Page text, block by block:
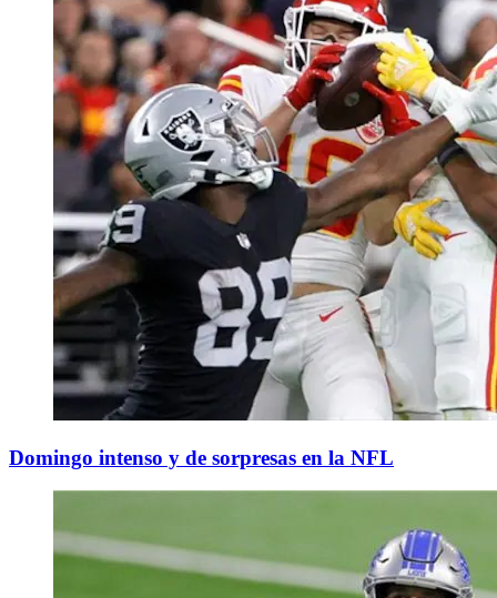
Domingo intenso y de sorpresas en la NFL